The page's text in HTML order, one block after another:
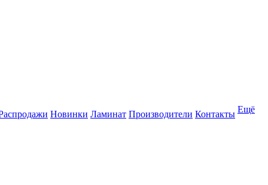
Новинки Ламинат Производители Контакты Ещё